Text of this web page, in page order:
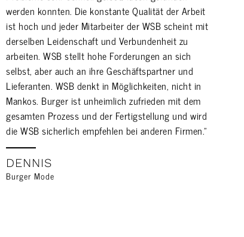
werden konnten. Die konstante Qualität der Arbeit
ist hoch und jeder Mitarbeiter der WSB scheint mit
derselben Leidenschaft und Verbundenheit zu
arbeiten. WSB stellt hohe Forderungen an sich
selbst, aber auch an ihre Geschäftspartner und
Lieferanten. WSB denkt in Möglichkeiten, nicht in
Mankos. Burger ist unheimlich zufrieden mit dem
gesamten Prozess und der Fertigstellung und wird
die WSB sicherlich empfehlen bei anderen Firmen."
DENNIS
Burger Mode